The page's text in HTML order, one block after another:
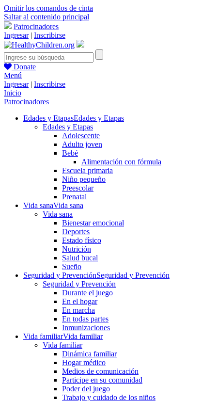
Omitir los comandos de cinta
Saltar al contenido principal
Patrocinadores
Ingresar| Inscribirse
Donate
Menú
Ingresar| Inscribirse
Inicio
Patrocinadores
Edades y EtapasEdades y Etapas
Edades y Etapas
Adolescente
Adulto joven
Bebé
Alimentación con fórmula
Escuela primaria
Niño pequeño
Preescolar
Prenatal
Vida sanaVida sana
Vida sana
Bienestar emocional
Deportes
Estado físico
Nutrición
Salud bucal
Sueño
Seguridad y PrevenciónSeguridad y Prevención
Seguridad y Prevención
Durante el juego
En el hogar
En marcha
En todas partes
Inmunizaciones
Vida familiarVida familiar
Vida familiar
Dinámica familiar
Hogar médico
Medios de comunicación
Participe en su comunidad
Poder del juego
Trabajo y cuidado de los niños